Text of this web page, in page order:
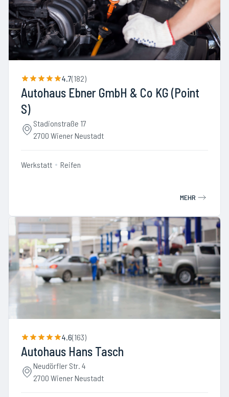
4.7(182)
Autohaus Ebner GmbH & Co KG (Point
S)
Stadionstraße 17
2700 Wiener Neustadt
Werkstatt Reifen
MEHR
4.6(163)
Autohaus Hans Tasch
Neudörfler Str. 4
2700 Wiener Neustadt